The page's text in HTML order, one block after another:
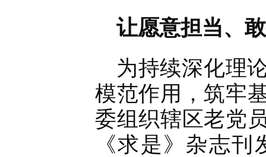
让愿意担当、
为持续深化理
模范作用，筑牢
委组织辖区老党
《求是》杂志